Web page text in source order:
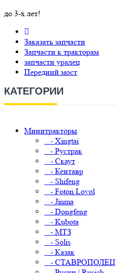
до 3-х лет!
Заказать запчасти
Запчасти к тракторам
запчасти уралец
Передний мост
КАТЕГОРИИ
Минитракторы
- Xingtai
- Рустрак
- Скаут
- Кентавр
- Shifeng
- Foton Lovol
- Jinma
- Dongfeng
- Kubota
- МТЗ
- Solis
- Казак
- СТАВРОПОЛЕЦ